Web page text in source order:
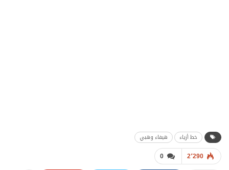
خط أزياء هيفاء وهبي
0 2٬290